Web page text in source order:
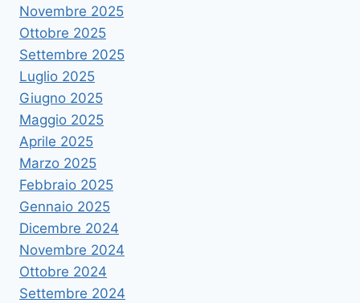
Novembre 2025
Ottobre 2025
Settembre 2025
Luglio 2025
Giugno 2025
Maggio 2025
Aprile 2025
Marzo 2025
Febbraio 2025
Gennaio 2025
Dicembre 2024
Novembre 2024
Ottobre 2024
Settembre 2024